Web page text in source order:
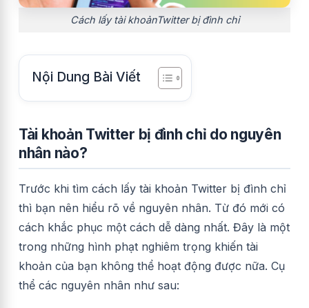
Cách lấy tài khoảnTwitter bị đình chỉ
Nội Dung Bài Viết
Tài khoản Twitter bị đình chỉ do nguyên
nhân nào?
Trước khi tìm cách lấy tài khoản Twitter bị đình chỉ
thì bạn nên hiểu rõ về nguyên nhân. Từ đó mới có
cách khắc phục một cách dễ dàng nhất. Đây là một
trong những hình phạt nghiêm trọng khiến tài
khoản của bạn không thể hoạt động được nữa. Cụ
thể các nguyên nhân như sau: